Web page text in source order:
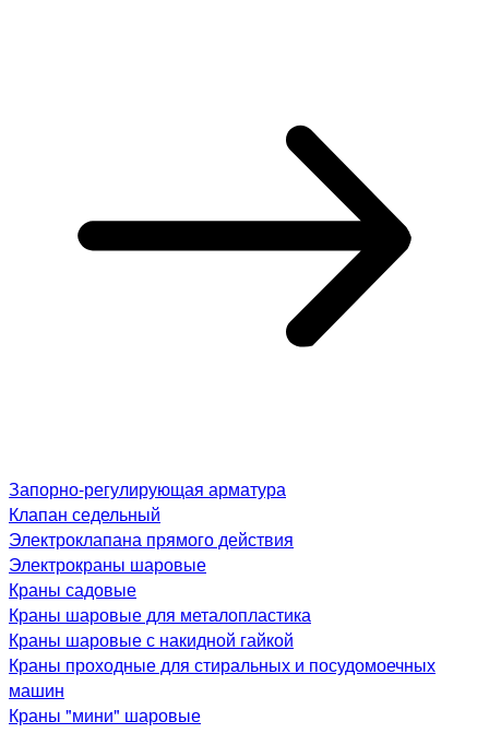
Запорно-регулирующая арматура
Клапан седельный
Электроклапана прямого действия
Электрокраны шаровые
Краны садовые
Краны шаровые для металопластика
Краны шаровые с накидной гайкой
Краны проходные для стиральных и посудомоечных
машин
Краны "мини" шаровые